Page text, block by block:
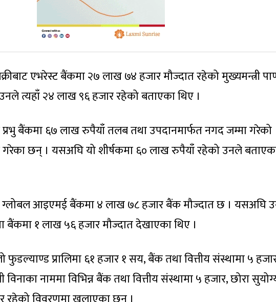
एभरेस्ट बैंकमा २७ लाख ७४ हजार मौज्दात रहेको मुख्यमन्त्री
त्यहाँ २४ लाख ९६ हजार रहेको बताएका थिए ।
प्रभु बैंकमा ६७ लाख रुपैयाँ तलब तथा उपदानमार्फत नगद जम्मा गरेको
छन् । यसअघि यो शीर्षकमा ६० लाख रुपैयाँ रहेको उनले
ग्लोबल आइएमई बैंकमा ४ लाख ७८ हजार बैंक मौज्दात छ । यसअघि
बैंकमा १ लाख ५६ हजार मौज्दात देखाएका थिए ।
फुडल्याण्ड प्रालिमा ६१ हजार १ सय, बैंक तथा वित्तीय संस्थामा ५
विनाका नाममा विभिन्न बैंक तथा वित्तीय संस्थामा ५ हजार, छोरा